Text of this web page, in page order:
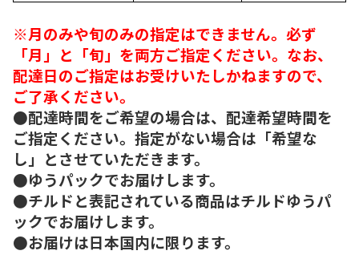
※月のみや旬のみの指定はできません。必ず
「月」と「旬」を両方ご指定ください。なお、
配達日のご指定はお受けいたしかねますので、
ご了承ください。
●配達時間をご希望の場合は、配達希望時間を
ご指定ください。指定がない場合は「希望な
し」とさせていただきます。
●ゆうパックでお届けします。
●チルドと表記されている商品はチルドゆうパ
ックでお届けします。
●お届けは日本国内に限ります。